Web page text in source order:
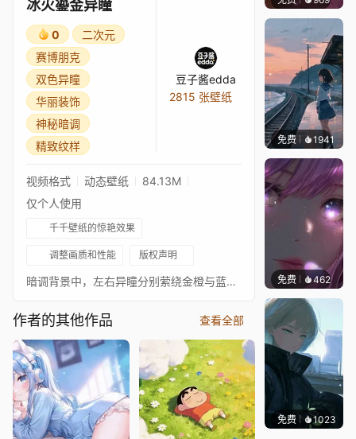
冰火鎏金异瞳
0
二次元
赛博朋克
双色异瞳
华丽装饰
神秘暗调
精致纹样
豆子酱edda
2815 张壁纸
视频格式 动态壁纸
84.13M
仅个人使用
千千壁纸的惊艳效果
调整画质和性能 版权声明
暗调背景中，左右异瞳分别萦绕金橙与蓝紫火焰，搭配精致鎏金纹饰，氛围感华丽神秘。
作者的其他作品 查看全部
免费 1941辰东
免费 462辰东
免费 1023辰东